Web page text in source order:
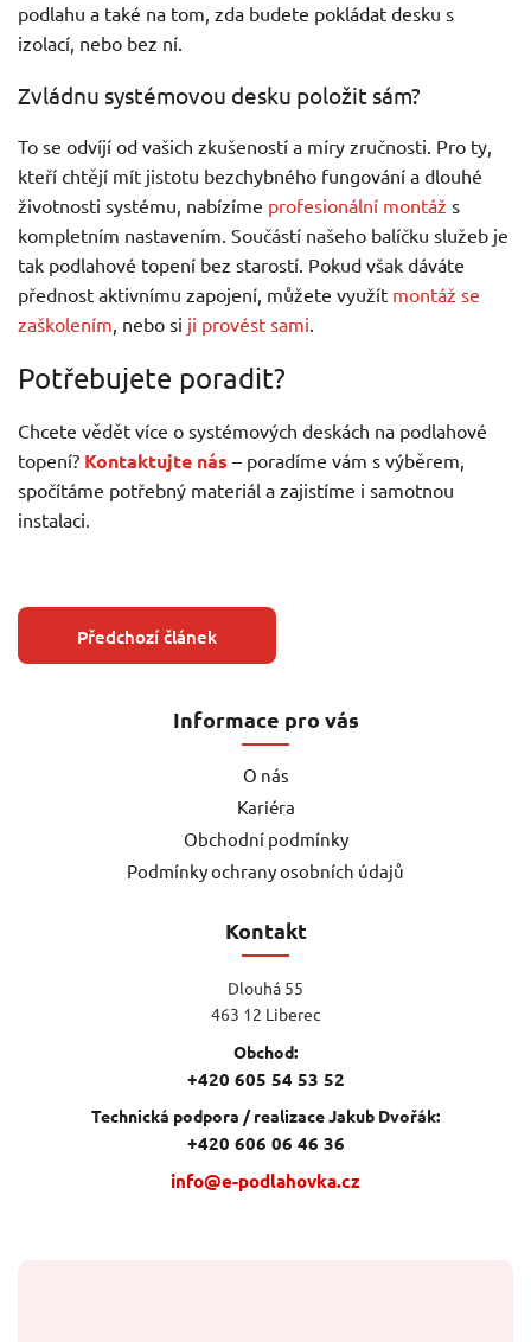
podlahu a také na tom, zda budete pokládat desku s
izolací, nebo bez ní.
Zvládnu systémovou desku položit sám?
To se odvíjí od vašich zkušeností a míry zručnosti. Pro ty,
kteří chtějí mít jistotu bezchybného fungování a dlouhé
životnosti systému, nabízíme profesionální montáž s
kompletním nastavením. Součástí našeho balíčku služeb je
tak podlahové topení bez starostí. Pokud však dáváte
přednost aktivnímu zapojení, můžete využít montáž se
zaškolením, nebo si ji provést sami.
Potřebujete poradit?
Chcete vědět více o systémových deskách na podlahové
topení? Kontaktujte nás – poradíme vám s výběrem,
spočítáme potřebný materiál a zajistíme i samotnou
instalaci.
Předchozí článek
Informace pro vás
O nás
Kariéra
Obchodní podmínky
Podmínky ochrany osobních údajů
Kontakt
Dlouhá 55
463 12 Liberec
Obchod:
+420 605 54 53 52
Technická podpora / realizace Jakub Dvořák:
+420 606 06 46 36
info@e-podlahovka.cz